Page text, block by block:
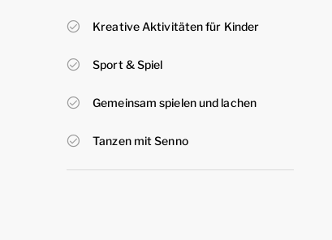
Kreative Aktivitäten für Kinder
Sport & Spiel
Gemeinsam spielen und lachen
Tanzen mit Senno